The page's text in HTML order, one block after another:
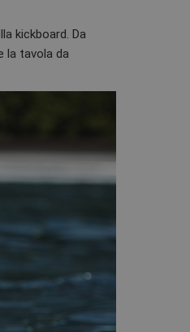
kickboard. Da
la tavola da